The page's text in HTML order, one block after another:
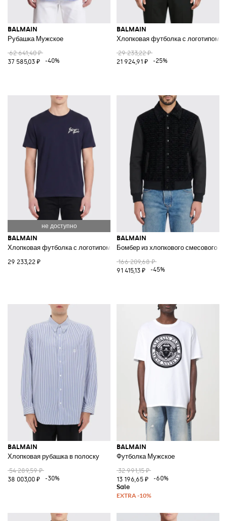
BALMAIN
Рубашка Мужское
62 641,40 ₽
37 585,03 ₽
-40%
BALMAIN
Хлопковая футболка с логотипом
29 233,22 ₽
21 924,91 ₽
-25%
BALMAIN
Хлопковая футболка с логотипом
29 233,22 ₽
BALMAIN
Бомбер из хлопкового смесового
166 209,68 ₽
91 415,13 ₽
-45%
BALMAIN
Хлопковая рубашка в полоску
54 289,59 ₽
38 003,00 ₽
-30%
BALMAIN
Футболка Мужское
32 991,15 ₽
13 196,65 ₽
-60%